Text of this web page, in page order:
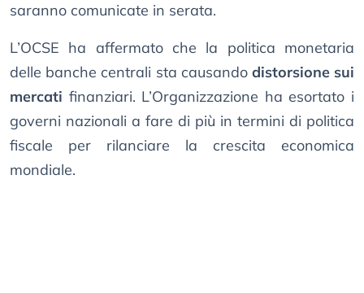
saranno comunicate in serata.
L’OCSE ha affermato che la politica monetaria
delle banche centrali sta causando distorsione sui
mercati finanziari. L’Organizzazione ha esortato i
governi nazionali a fare di più in termini di politica
fiscale per rilanciare la crescita economica
mondiale.